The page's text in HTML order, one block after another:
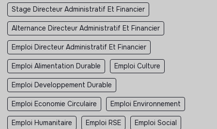
Stage Directeur Administratif Et Financier
Alternance Directeur Administratif Et Financier
Emploi Directeur Administratif Et Financier
Emploi Alimentation Durable Emploi Culture
Emploi Developpement Durable
Emploi Economie Circulaire Emploi Environnement
Emploi Humanitaire Emploi RSE Emploi Social